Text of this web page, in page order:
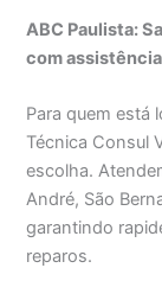
ABC Paulista:
com
Para quem está
Técnica Consul
escolha.
André, São
garantindo
reparos.